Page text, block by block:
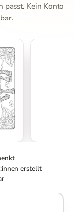
passt. Kein Konto
erstellt